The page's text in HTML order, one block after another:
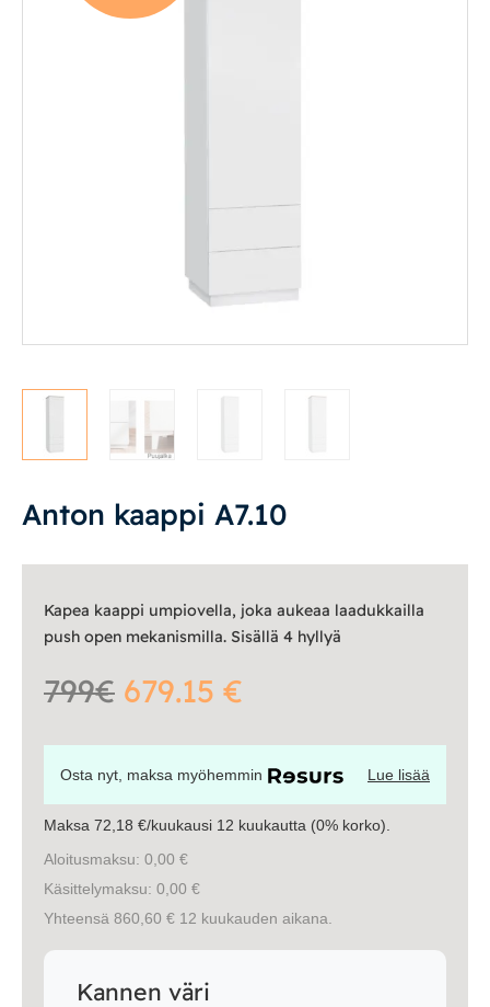
Mekanismituolit
Tasot
Senkit
Työpöydät ja työtuolit
Matot
Ulkokalusteet
Valaisimet
Vuodesohvat
Senioreille
Anton kaappi A7.10
Kapea kaappi umpiovella, joka aukeaa laadukkailla
push open mekanismilla. Sisällä 4 hyllyä
799€ 679.15 €
Osta nyt, maksa myöhemmin Lue lisää
Maksa 72,18 €/kuukausi 12 kuukautta (0% korko).
Aloitusmaksu: 0,00 €
Käsittelymaksu: 0,00 €
Yhteensä 860,60 € 12 kuukauden aikana.
Kannen väri